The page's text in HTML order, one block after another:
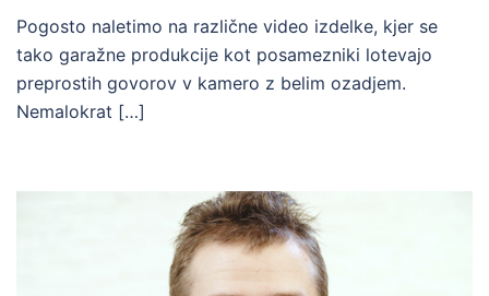
Pogosto naletimo na različne video izdelke, kjer se
tako garažne produkcije kot posamezniki lotevajo
preprostih govorov v kamero z belim ozadjem.
Nemalokrat […]